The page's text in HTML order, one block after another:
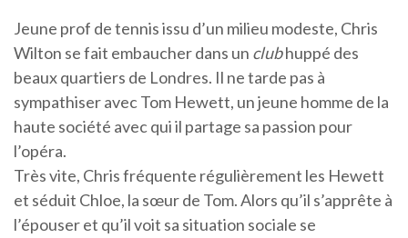
Jeune prof de tennis issu d’un milieu modeste, Chris
Wilton se fait embaucher dans un clubhuppé des
beaux quartiers de Londres. Il ne tarde pas à
sympathiser avec Tom Hewett, un jeune homme de la
haute société avec qui il partage sa passion pour
l’opéra.
Très vite, Chris fréquente régulièrement les Hewett
et séduit Chloe, la sœur de Tom. Alors qu’il s’apprête à
l’épouser et qu’il voit sa situation sociale se